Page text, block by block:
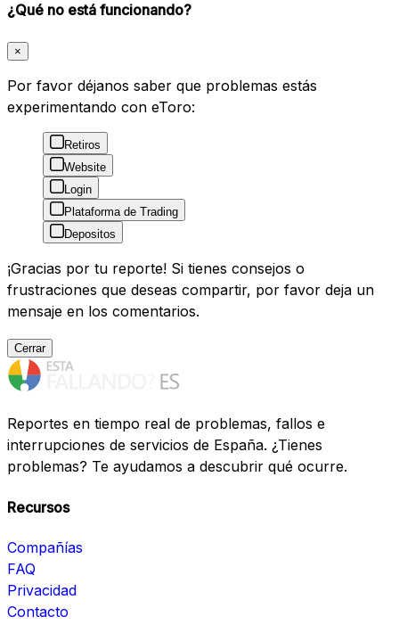
¿Qué no está funcionando?
×
Por favor déjanos saber que problemas estás
experimentando con eToro:
Retiros
Website
Login
Plataforma de Trading
Depositos
¡Gracias por tu reporte! Si tienes consejos o
frustraciones que deseas compartir, por favor deja un
mensaje en los comentarios.
Cerrar
Reportes en tiempo real de problemas, fallos e
interrupciones de servicios de España. ¿Tienes
problemas? Te ayudamos a descubrir qué ocurre.
Recursos
Compañías
FAQ
Privacidad
Contacto